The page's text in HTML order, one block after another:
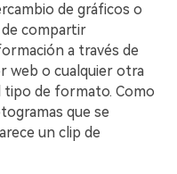
de gráficos o
compartir
a través de
web o cualquier otra
tipo de formato. Como
que se
un clip de